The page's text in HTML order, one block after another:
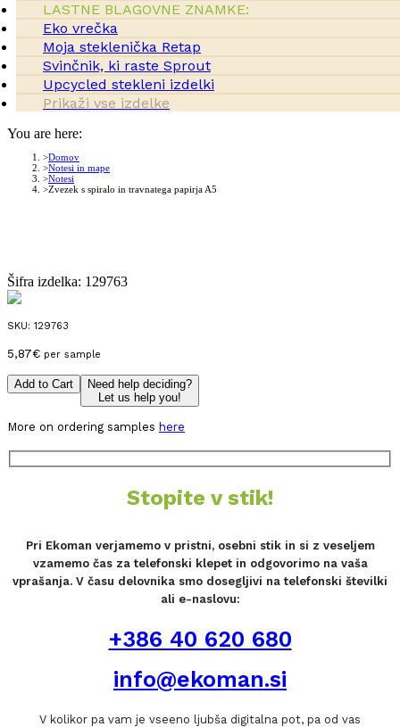
LASTNE BLAGOVNE ZNAMKE:
Eko vrečka
Moja steklenička Retap
Svinčnik, ki raste Sprout
Upcycled stekleni izdelki
Prikaži vse izdelke
You are here:
Domov
Notesi in mape
Notesi
Zvezek s spiralo in travnatega papirja A5
Šifra izdelka: 129763
SKU: 129763
5,87€ per sample
Add to Cart
Need help deciding?
Let us help you!
More on ordering samples here
Stopite v stik!
Pri Ekoman verjamemo v pristni, osebni stik in si z veseljem
vzamemo čas za telefonski klepet in odgovorimo na vaša
vprašanja. V času delovnika smo dosegljivi na telefonski številki
ali e-naslovu:
+386 40 620 680
info@ekoman.si
V kolikor pa vam je vseeno ljubša digitalna pot, pa od vas